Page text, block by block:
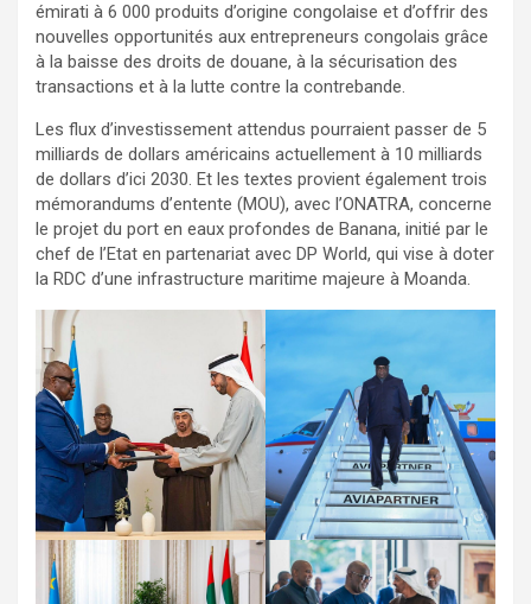
émirati à 6 000 produits d’origine congolaise et d’offrir des
nouvelles opportunités aux entrepreneurs congolais grâce
à la baisse des droits de douane, à la sécurisation des
transactions et à la lutte contre la contrebande.
Les flux d’investissement attendus pourraient passer de 5
milliards de dollars américains actuellement à 10 milliards
de dollars d’ici 2030. ‎Et les textes provient également trois
mémorandums d’entente (MOU), avec l’ONATRA, concerne
le projet du port en eaux profondes de Banana, initié par le
chef de l’Etat en partenariat avec DP World, qui vise à doter
la RDC d’une infrastructure maritime majeure à Moanda.